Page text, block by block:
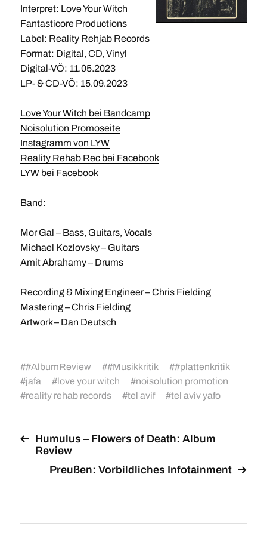
Interpret: Love Your Witch
Fantasticore Productions
Label: Reality Rehjab Records
Format: Digital, CD, Vinyl
Digital-VÖ: 11.05.2023
LP- & CD-VÖ: 15.09.2023
Love Your Witch bei Bandcamp
Noisolution Promoseite
Instagramm von LYW
Reality Rehab Rec bei Facebook
LYW bei Facebook
Band:
Mor Gal – Bass, Guitars, Vocals
Michael Kozlovsky – Guitars
Amit Abrahamy – Drums
Recording & Mixing Engineer – Chris Fielding
Mastering – Chris Fielding
Artwork – Dan Deutsch
##AlbumReview ##Musikkritik ##plattenkritik
#jafa #love your witch #noisolution promotion
#reality rehab records #tel avif #tel aviv yafo
Humulus – Flowers of Death: Album
Review
Preußen: Vorbildliches Infotainment